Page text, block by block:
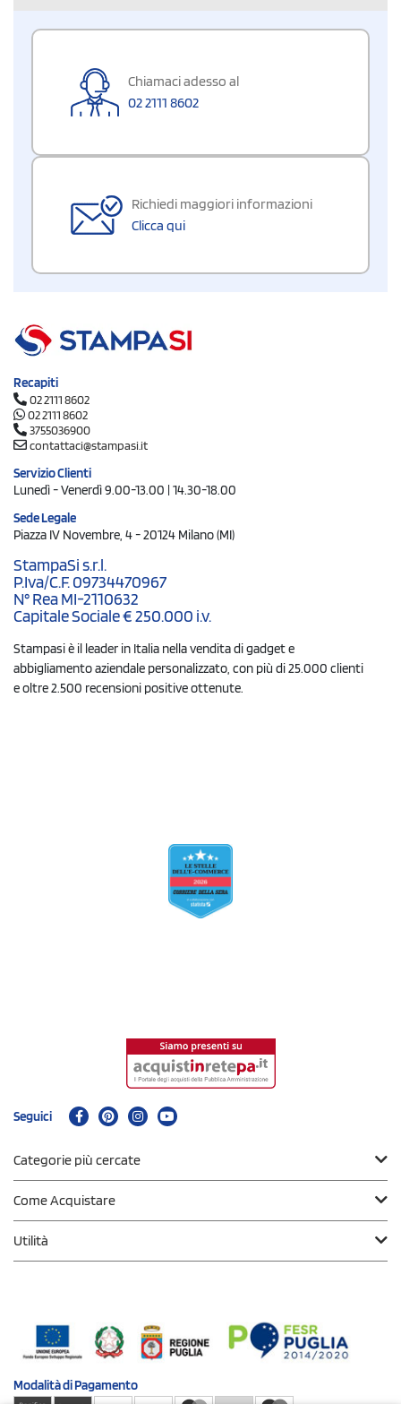
Chiamaci adesso al
02 2111 8602
Richiedi maggiori informazioni
Clicca qui
Recapiti
02 2111 8602
02 2111 8602
3755036900
contattaci@stampasi.it
Servizio Clienti
Lunedì - Venerdì 9.00-13.00 | 14.30-18.00
Sede Legale
Piazza IV Novembre, 4 - 20124 Milano (MI)
StampaSi s.r.l.
P.Iva/C.F. 09734470967
N° Rea MI-2110632
Capitale Sociale € 250.000 i.v.
Stampasi è il leader in Italia nella vendita di gadget e
abbigliamento aziendale personalizzato, con più di 25.000 clienti
e oltre 2.500 recensioni positive ottenute.
Seguici
Categorie più cercate
Come Acquistare
Utilità
Modalità diPagamento